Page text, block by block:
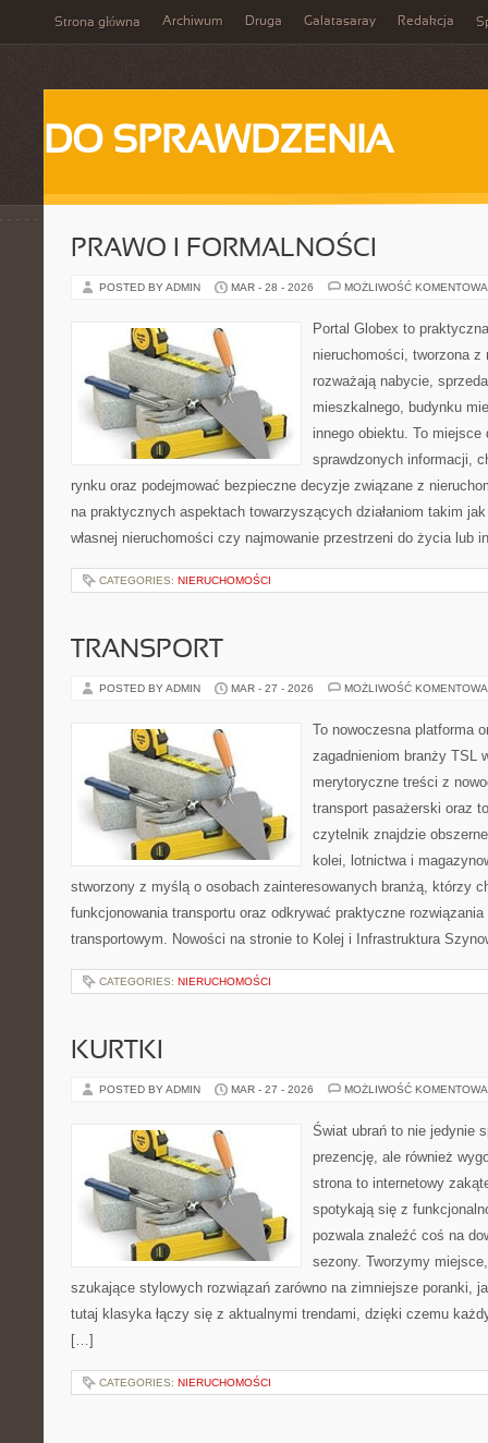
Strona główna Archiwum Druga Galatasaray Redakcja
DO SPRAWDZENIA
PRAWO I FORMALNOŚCI
POSTED BY ADMIN MAR - 28 - 2026 MOŻLIWOŚĆ
Portal Globex to
nieruchomości, tworzona
rozważają nabycie,
mieszkalnego, budynku
innego obiektu. To
sprawdzonych informacji,
rynku oraz podejmować bezpieczne decyzje związane z
na praktycznych aspektach towarzyszących działaniom takim
własnej nieruchomości czy najmowanie przestrzeni do życia lub
CATEGORIES: NIERUCHOMOŚCI
TRANSPORT
POSTED BY ADMIN MAR - 27 - 2026 MOŻLIWOŚĆ
To nowoczesna platforma
zagadnieniom branży TSL
merytoryczne treści z
transport pasażerski oraz
czytelnik znajdzie
kolei, lotnictwa i
stworzony z myślą o osobach zainteresowanych branżą, którzy
funkcjonowania transportu oraz odkrywać praktyczne
transportowym. Nowości na stronie to Kolej i Infrastruktura
CATEGORIES: NIERUCHOMOŚCI
KURTKI
POSTED BY ADMIN MAR - 27 - 2026 MOŻLIWOŚĆ
Świat ubrań to nie jedynie
prezencję, ale również
strona to internetowy
spotykają się z
pozwala znaleźć coś na
sezony. Tworzymy
szukające stylowych rozwiązań zarówno na zimniejsze poranki,
tutaj klasyka łączy się z aktualnymi trendami, dzięki czemu
[…]
CATEGORIES: NIERUCHOMOŚCI